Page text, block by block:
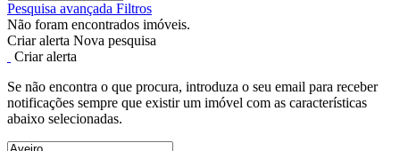
Pesquisa avançada Filtros
Não foram encontrados imóveis.
Criar alerta Nova pesquisa
Criar alerta
Se não encontra o que procura, introduza o seu email para receber
notificações sempre que existir um imóvel com as características
abaixo selecionadas.